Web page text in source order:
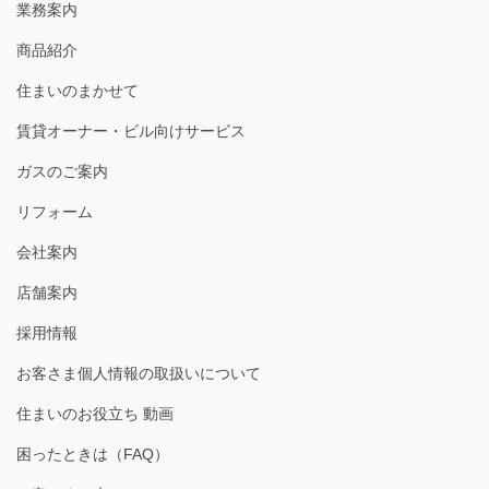
業務案内
商品紹介
住まいのまかせて
賃貸オーナー・ビル向けサービス
ガスのご案内
リフォーム
会社案内
店舗案内
採用情報
お客さま個人情報の取扱いについて
住まいのお役立ち 動画
困ったときは（FAQ）